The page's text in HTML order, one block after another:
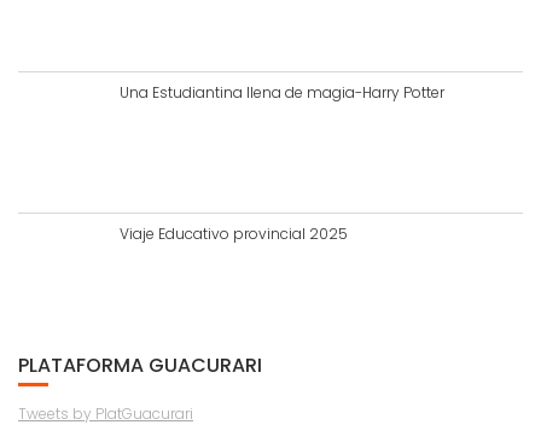
Una Estudiantina llena de magia-Harry Potter
Viaje Educativo provincial 2025
PLATAFORMA GUACURARI
Tweets by PlatGuacurari